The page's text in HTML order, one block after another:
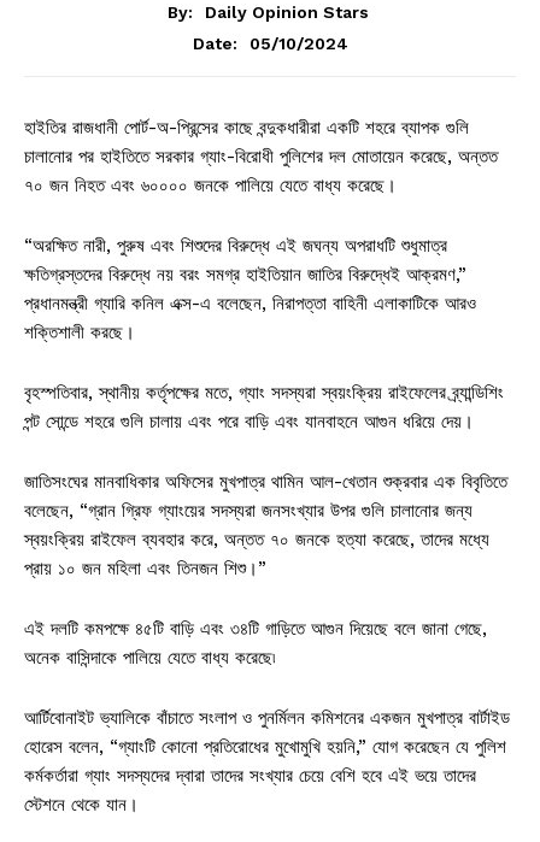
By:
Daily Opinion Stars
Date:
05/10/2024
হাইতির রাজধানী পোর্ট-অ-প্রিন্সের কাছে বন্দুকধারীরা একটি শহরে ব্যাপক গুলি
চালানোর পর হাইতিতে সরকার গ্যাং-বিরোধী পুলিশের দল মোতায়েন করেছে, অন্তত
৭০ জন নিহত এবং ৬০০০০ জনকে পালিয়ে যেতে বাধ্য করেছে।
“অরক্ষিত নারী, পুরুষ এবং শিশুদের বিরুদ্ধে এই জঘন্য অপরাধটি শুধুমাত্র
ক্ষতিগ্রস্তদের বিরুদ্ধে নয় বরং সমগ্র হাইতিয়ান জাতির বিরুদ্ধেই আক্রমণ,”
প্রধানমন্ত্রী গ্যারি কনিল এক্স-এ বলেছেন, নিরাপত্তা বাহিনী এলাকাটিকে আরও
শক্তিশালী করছে।
বৃহস্পতিবার, স্থানীয় কর্তৃপক্ষের মতে, গ্যাং সদস্যরা স্বয়ংক্রিয় রাইফেলের ব্র্যান্ডিশিং
পন্ট সোন্ডে শহরে গুলি চালায় এবং পরে বাড়ি এবং যানবাহনে আগুন ধরিয়ে দেয়।
জাতিসংঘের মানবাধিকার অফিসের মুখপাত্র থামিন আল-খেতান শুক্রবার এক বিবৃতিতে
বলেছেন, “গ্রান গ্রিফ গ্যাংয়ের সদস্যরা জনসংখ্যার উপর গুলি চালানোর জন্য
স্বয়ংক্রিয় রাইফেল ব্যবহার করে, অন্তত ৭০ জনকে হত্যা করেছে, তাদের মধ্যে
প্রায় ১০ জন মহিলা এবং তিনজন শিশু।”
এই দলটি কমপক্ষে ৪৫টি বাড়ি এবং ৩৪টি গাড়িতে আগুন দিয়েছে বলে জানা গেছে,
অনেক বাসিন্দাকে পালিয়ে যেতে বাধ্য করেছে৷
আর্টিবোনাইট ভ্যালিকে বাঁচাতে সংলাপ ও পুনর্মিলন কমিশনের একজন মুখপাত্র বার্টাইড
হোরেস বলেন, “গ্যাংটি কোনো প্রতিরোধের মুখোমুখি হয়নি,” যোগ করেছেন যে পুলিশ
কর্মকর্তারা গ্যাং সদস্যদের দ্বারা তাদের সংখ্যার চেয়ে বেশি হবে এই ভয়ে তাদের
স্টেশনে থেকে যান।